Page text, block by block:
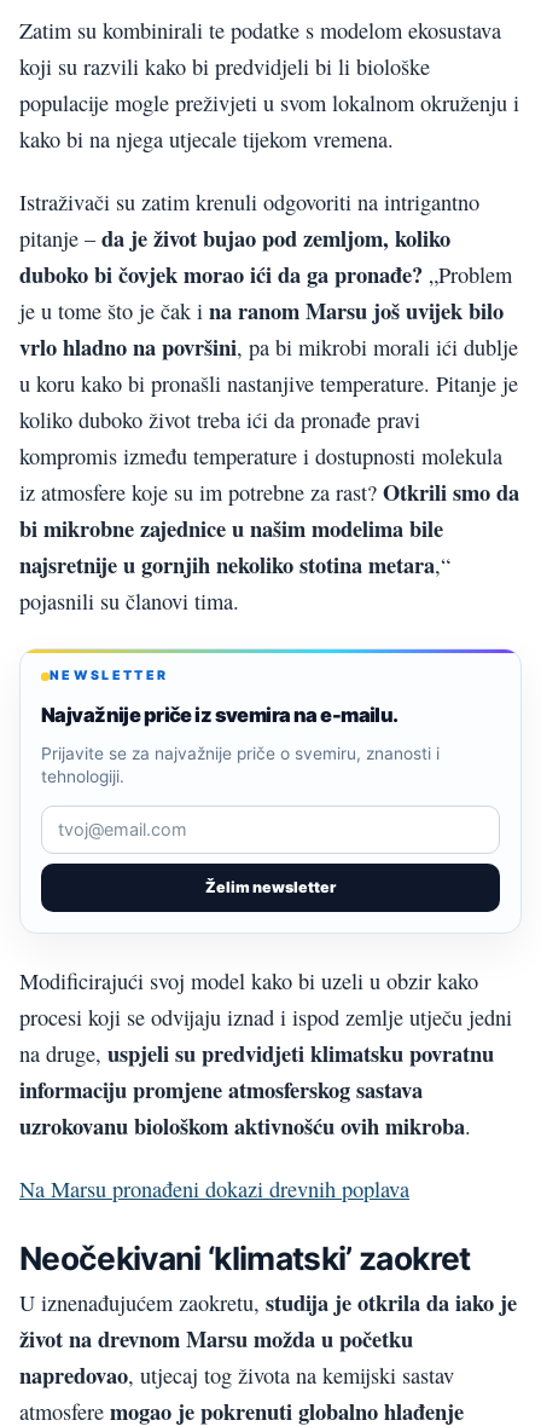
Zatim su kombinirali te podatke s modelom ekosustava
koji su razvili kako bi predvidjeli bi li biološke
populacije mogle preživjeti u svom lokalnom okruženju i
kako bi na njega utjecale tijekom vremena.
Istraživači su zatim krenuli odgovoriti na intrigantno
pitanje –da je život bujao pod zemljom, koliko
duboko bi čovjek morao ići da ga pronađe? „Problem
je u tome što je čak i na ranom Marsu još uvijek bilo
vrlo hladno na površini, pa bi mikrobi morali ići dublje
u koru kako bi pronašli nastanjive temperature. Pitanje je
koliko duboko život treba ići da pronađe pravi
kompromis između temperature i dostupnosti molekula
iz atmosfere koje su im potrebne za rast? Otkrili smo da
bi mikrobne zajednice u našim modelima bile
najsretnije u gornjih nekoliko stotina metara,“
pojasnili su članovi tima.
NEWSLETTER
Najvažnije priče iz svemira na e-mailu.
Želim newsletter
Prijavite se za najvažnije priče o svemiru, znanosti i
tehnologiji.
Modificirajući svoj model kako bi uzeli u obzir kako
procesi koji se odvijaju iznad i ispod zemlje utječu jedni
na druge, uspjeli su predvidjeti klimatsku povratnu
informaciju promjene atmosferskog sastava
uzrokovanu biološkom aktivnošću ovih mikroba.
Na Marsu pronađeni dokazi drevnih poplava
Neočekivani ‘klimatski’ zaokret
U iznenađujućem zaokretu, studija je otkrila da iako je
život na drevnom Marsu možda u početku
napredovao, utjecaj tog života na kemijski sastav
atmosfere mogao je pokrenuti globalno hlađenje